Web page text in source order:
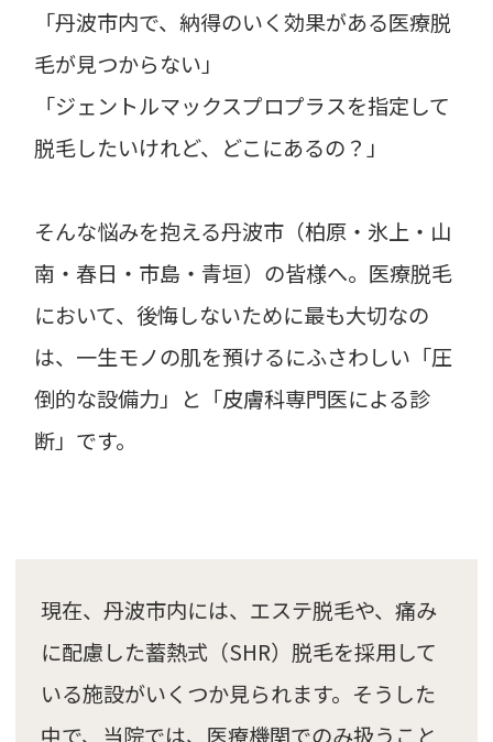
「丹波市内で、納得のいく効果がある医療脱
毛が見つからない」
「ジェントルマックスプロプラスを指定して
脱毛したいけれど、どこにあるの？」
そんな悩みを抱える丹波市（柏原・氷上・山
南・春日・市島・青垣）の皆様へ。医療脱毛
において、後悔しないために最も大切なの
は、一生モノの肌を預けるにふさわしい「圧
倒的な設備力」と「皮膚科専門医による診
断」です。
現在、丹波市内には、エステ脱毛や、痛み
に配慮した蓄熱式（SHR）脱毛を採用して
いる施設がいくつか見られます。そうした
中で、当院では、医療機関でのみ扱うこと